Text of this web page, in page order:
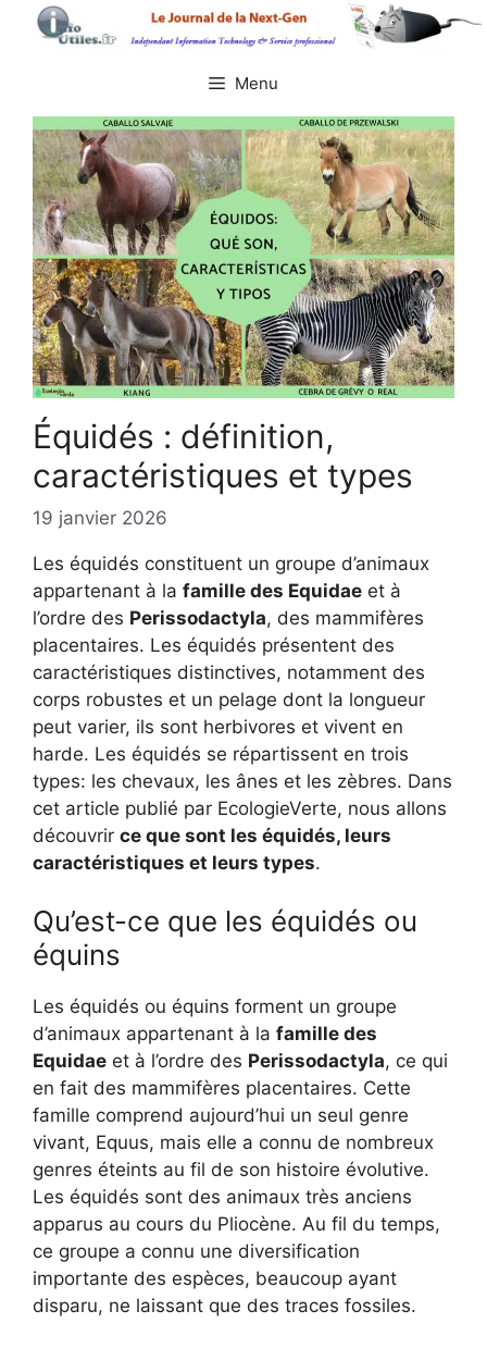
Aller
Menu
Équidés : définition,
caractéristiques et types
19 janvier 2026
Les équidés constituent un groupe d’animaux
appartenant à la famille des Equidae et à
l’ordre des Perissodactyla, des mammifères
placentaires. Les équidés présentent des
caractéristiques distinctives, notamment des
corps robustes et un pelage dont la longueur
peut varier, ils sont herbivores et vivent en
harde. Les équidés se répartissent en trois
types: les chevaux, les ânes et les zèbres. Dans
cet article publié par EcologieVerte, nous allons
découvrir ce que sont les équidés, leurs
caractéristiques et leurs types.
Qu’est-ce que les équidés ou
équins
Les équidés ou équins forment un groupe
d’animaux appartenant à la famille des
Equidae et à l’ordre des Perissodactyla, ce qui
en fait des mammifères placentaires. Cette
famille comprend aujourd’hui un seul genre
vivant, Equus, mais elle a connu de nombreux
genres éteints au fil de son histoire évolutive.
Les équidés sont des animaux très anciens
apparus au cours du Pliocène. Au fil du temps,
ce groupe a connu une diversification
importante des espèces, beaucoup ayant
disparu, ne laissant que des traces fossiles.